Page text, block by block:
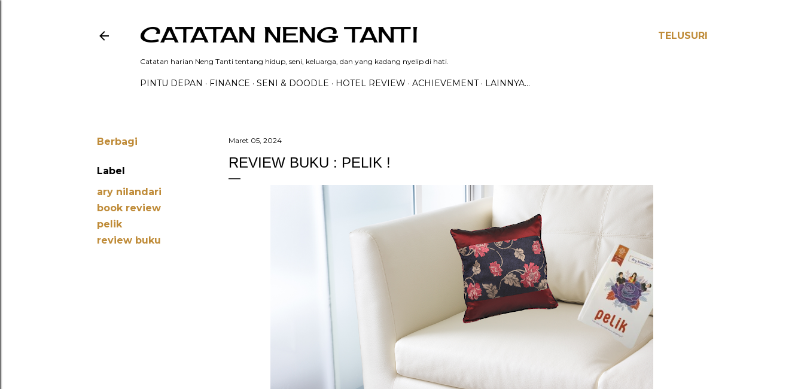
TELUSURI
CATATAN NENG TANTI
Catatan harian Neng Tanti tentang hidup, seni, keluarga, dan yang kadang nyelip di hati.
PINTU DEPAN FINANCE SENI & DOODLE HOTEL REVIEW ACHIEVEMENT LAINNYA…
Berbagi
Label
ary nilandari
book review
pelik
review buku
Maret 05, 2024
REVIEW BUKU : PELIK !